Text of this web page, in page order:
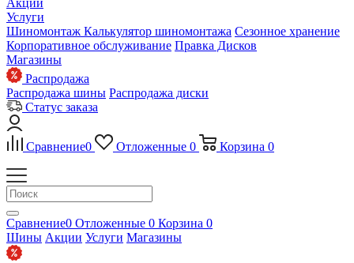
Акции
Услуги
Шиномонтаж Калькулятор шиномонтажа Сезонное хранение
Корпоративное обслуживание Правка Дисков
Магазины
Распродажа
Распродажа шины Распродажа диски
Статус заказа
Сравнение0 Отложенные 0 Корзина 0
Сравнение0 Отложенные 0 Корзина 0
Шины Акции Услуги Магазины